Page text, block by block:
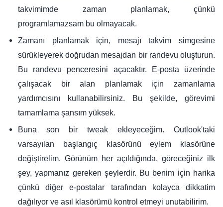
takvimimde zaman planlamak, çünkü
programlamazsam bu olmayacak.
Zamanı planlamak için, mesajı takvim simgesine
sürükleyerek doğrudan mesajdan bir randevu oluşturun.
Bu randevu penceresini açacaktır. E-posta üzerinde
çalışacak bir alan planlamak için zamanlama
yardımcısını kullanabilirsiniz. Bu şekilde, görevimi
tamamlama şansım yüksek.
Buna son bir tweak ekleyeceğim. Outlook'taki
varsayılan başlangıç ​​klasörünü eylem klasörüne
değiştirelim. Görünüm her açıldığında, göreceğiniz ilk
şey, yapmanız gereken şeylerdir. Bu benim için harika
çünkü diğer e-postalar tarafından kolayca dikkatim
dağılıyor ve asıl klasörümü kontrol etmeyi unutabilirim.